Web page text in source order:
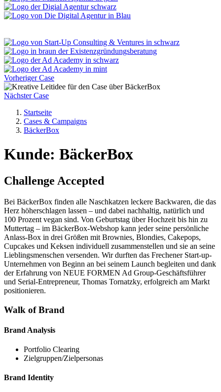
Vorheriger Case
Nächster Case
Startseite
Cases & Campaigns
BäckerBox
Kunde: BäckerBox
Challenge Accepted
Bei BäckerBox finden alle Naschkatzen leckere Backwaren, die das
Herz höherschlagen lassen – und dabei nachhaltig, natürlich und
100 Prozent vegan sind. Von Geburtstag über Hochzeit bis hin zu
Muttertag – im BäckerBox-Webshop kann jeder seine persönliche
Anlass-Box in drei Größen mit Brownies, Blondies, Cakepops,
Cupcakes und Keksen individuell zusammenstellen und sie an seine
Lieblingsmenschen versenden. Wir durften das Frechener Start-up-
Unternehmen von Beginn an bei seinem Launch begleiten und dank
der Erfahrung von NEUE FORMEN Ad Group-Geschäftsführer
und Serial-Entrepreneur, Thomas Tornatzky, erfolgreich am Markt
positionieren.
Walk of Brand
Brand Analysis
Portfolio Clearing
Zielgruppen/Zielpersonas
Brand Identity